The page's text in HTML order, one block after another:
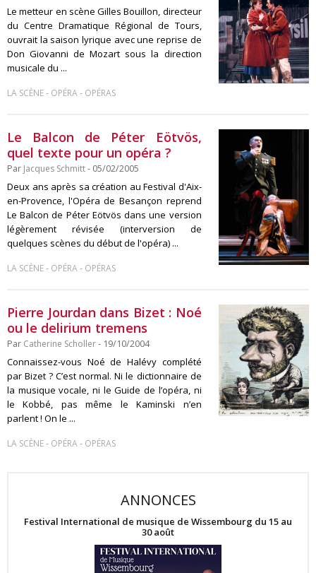
Le metteur en scène Gilles Bouillon, directeur
du Centre Dramatique Régional de Tours,
ouvrait la saison lyrique avec une reprise de
Don Giovanni de Mozart sous la direction
musicale du ...
LA SCÈNE- OPÉRA- OPÉRAS
Le Balcon de Péter Eötvös,
quel texte pour un opéra ?
Par Jacques Schmitt- 05/02/2005
Deux ans après sa création au Festival d'Aix-
en-Provence, l'Opéra de Besançon reprend
Le Balcon de Péter Eötvös dans une version
légèrement révisée (interversion de
quelques scènes du début de l'opéra) ...
LA SCÈNE- OPÉRA- OPÉRAS
Pierre Jourdan dans Bizet : Noé
ou le delirium tremens
Par Catherine Scholler- 19/10/2004
Connaissez-vous Noé de Halévy complété
par Bizet ? C’est normal. Ni le dictionnaire de
la musique vocale, ni le Guide de l’opéra, ni
le Kobbé, pas même le Kaminski n’en
parlent ! On le ...
LA SCÈNE- OPÉRA- OPÉRAS
ANNONCES
Festival International de musique de Wissembourg du 15 au
30 août